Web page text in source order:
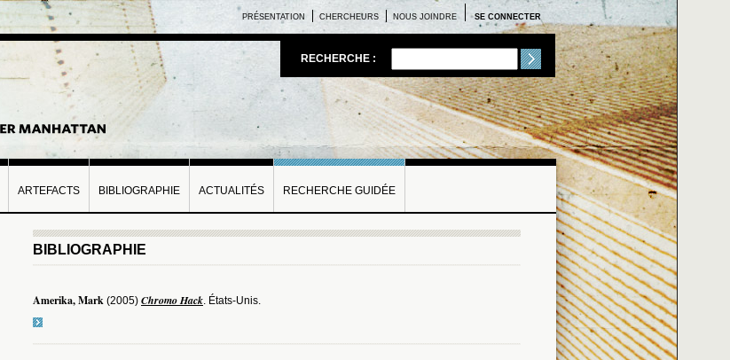
SE CONNECTER
PRÉSENTATION CHERCHEURS NOUS JOINDRE
RECHERCHE :
ARTEFACTS BIBLIOGRAPHIE ACTUALITÉS RECHERCHE GUIDÉE
BIBLIOGRAPHIE
Amerika, Mark (2005) Chromo Hack. États-Unis.